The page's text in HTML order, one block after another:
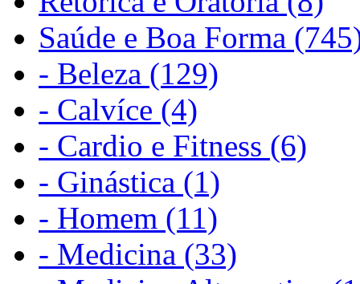
Saúde e Boa Forma
- Beleza (129)
- Calvíce (4)
- Cardio e Fitness (6)
- Ginástica (1)
- Homem (11)
- Medicina (33)